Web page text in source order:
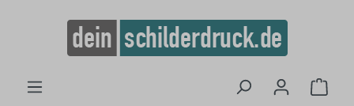
springen